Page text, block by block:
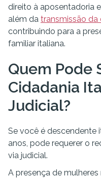
direito à aposentadoria
além da transmissão da
contribuindo para a
familiar italiana.
Quem Pode
Cidadania
Judicial?
Se você é descendente
anos, pode requerer o
via judicial.
A presença de